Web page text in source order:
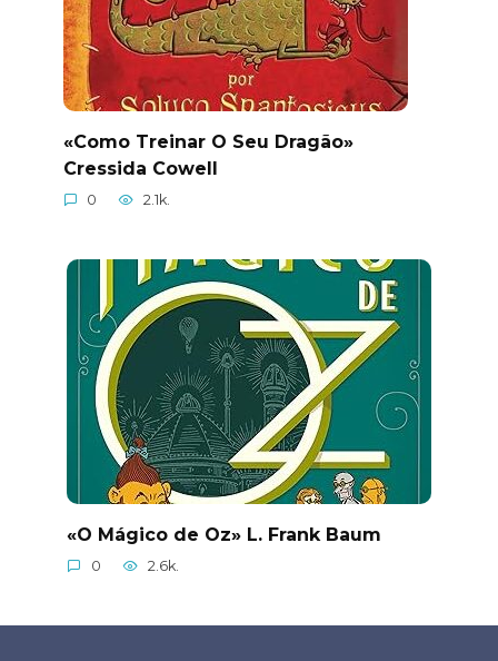
«Como Treinar O Seu Dragão»
Cressida Cowell
0 2.1k.
«O Mágico de Oz» L. Frank Baum
0 2.6k.